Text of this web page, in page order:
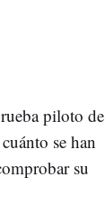
piloto de
se han
su